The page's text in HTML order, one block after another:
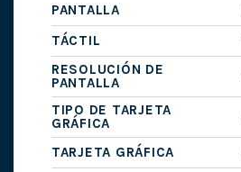
PANTALLA
TÁCTIL
RESOLUCIÓN DE
PANTALLA
TIPO DE TARJETA
GRÁFICA
TARJETA GRÁFICA